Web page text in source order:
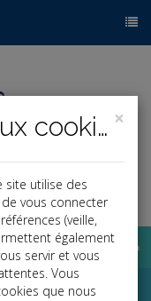
a
×
Politique relative aux cookies
site utilise des
vous connecter
(veille,
également
servir et vous
Vous
que nous